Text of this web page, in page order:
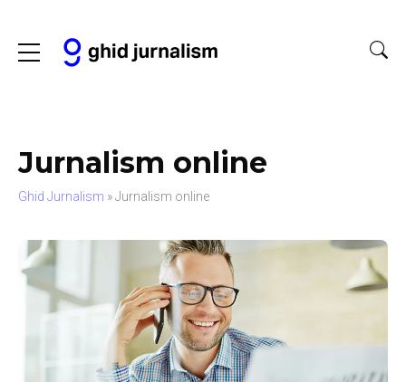
Jurnalism online
Ghid Jurnalism »Jurnalism online